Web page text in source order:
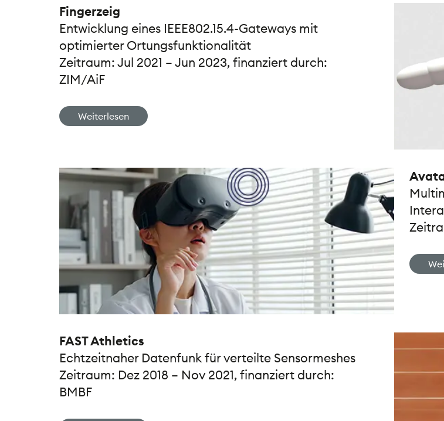
Fingerzeig
Entwicklung eines IEEE802.15.4-Gateways mit
optimierter Ortungsfunktionalität
Zeitraum: Jul 2021 – Jun 2023, finanziert durch:
ZIM/AiF
Weiterlesen
FAST Athletics
Echtzeitnaher Datenfunk für verteilte Sensormeshes
Zeitraum: Dez 2018 – Nov 2021, finanziert durch:
BMBF